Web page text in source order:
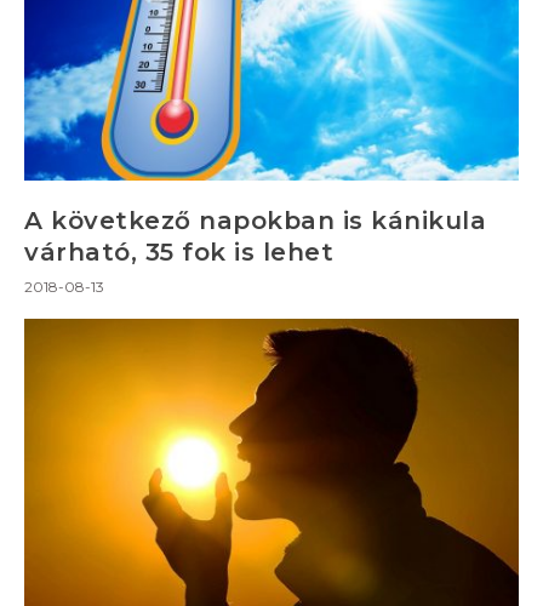
A következő napokban is kánikula
várható, 35 fok is lehet
2018-08-13